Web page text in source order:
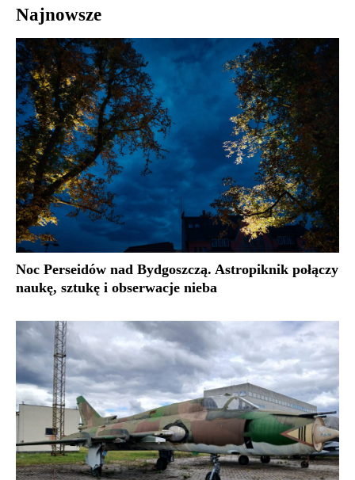
Najnowsze
Noc Perseidów nad Bydgoszczą. Astropiknik połączy
naukę, sztukę i obserwacje nieba